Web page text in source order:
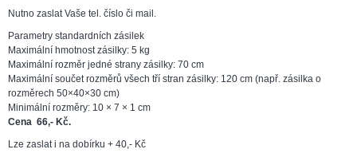
Nutno zaslat Vaše tel. číslo či mail.
Parametry standardních zásilek
Maximální hmotnost zásilky: 5 kg
Maximální rozměr jedné strany zásilky: 70 cm
Maximální součet rozměrů všech tří stran zásilky: 120 cm (např. zásilka o
rozměrech 50×40×30 cm)
Minimální rozměry: 10 × 7 × 1 cm
Cena 66,- Kč.
Lze zaslat i na dobírku + 40,- Kč